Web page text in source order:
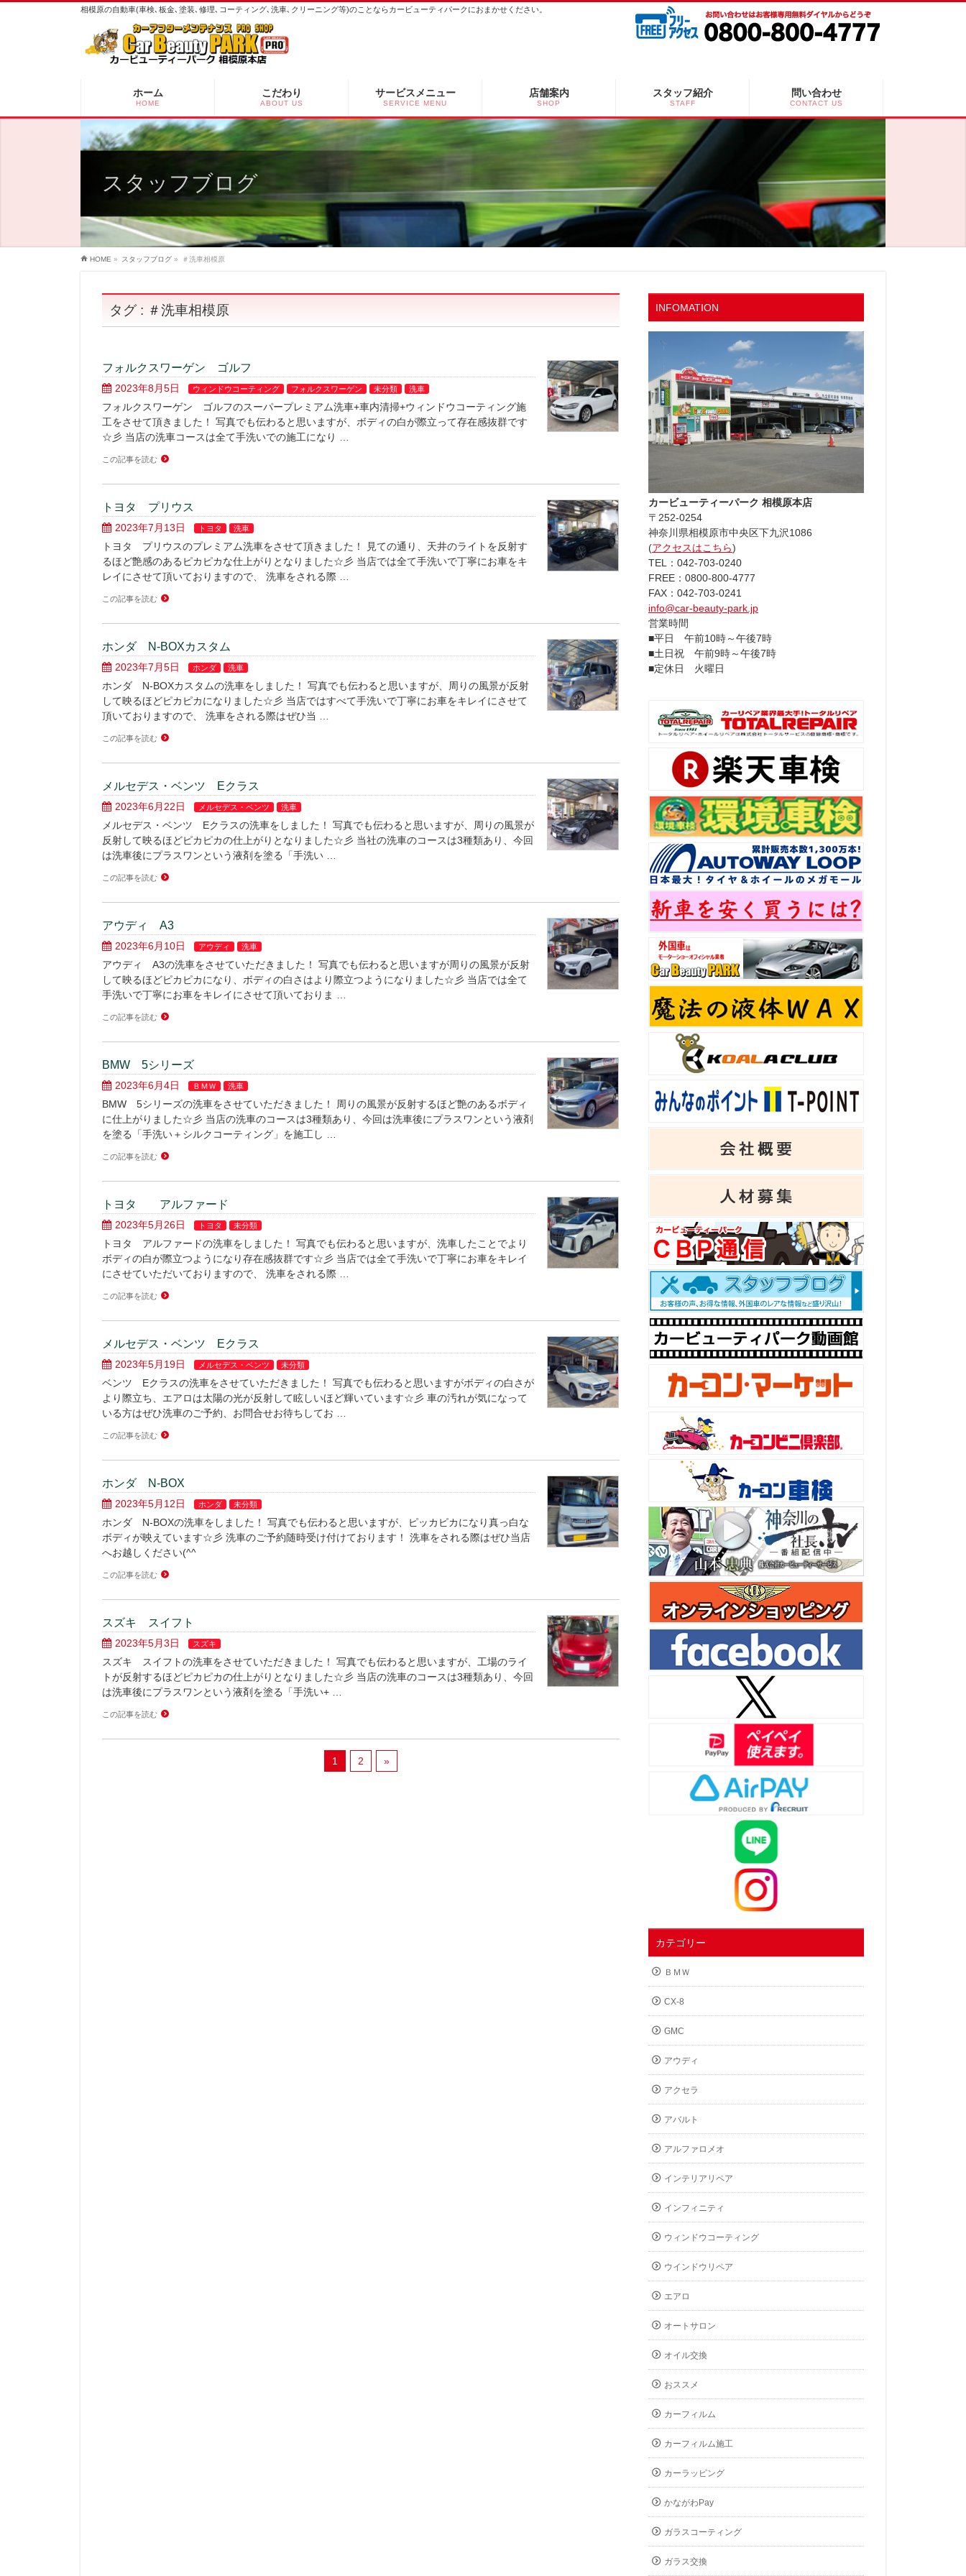
相模原の自動車(車検､板金､塗装､修理､コーティング､洗車､クリーニング等)のことならカービューティパークにおまかせください。
ホーム
HOME
こだわり
ABOUT US
サービスメニュー
SERVICE MENU
店舗案内
SHOP
スタッフ紹介
STAFF
問い合わせ
CONTACT US
スタッフブログ
HOME » スタッフブログ » ＃洗車相模原
タグ : ＃洗車相模原
フォルクスワーゲン ゴルフ
2023年8月5日 ウィンドウコーティング フォルクスワーゲン 未分類 洗車
フォルクスワーゲン ゴルフのスーパープレミアム洗車+車内清掃+ウィンドウコーティング施
工をさせて頂きました！ 写真でも伝わると思いますが、ボディの白が際立って存在感抜群です
☆彡 当店の洗車コースは全て手洗いでの施工になり …
この記事を読む
トヨタ プリウス
2023年7月13日 トヨタ 洗車
トヨタ プリウスのプレミアム洗車をさせて頂きました！ 見ての通り、天井のライトを反射す
るほど艶感のあるピカピカな仕上がりとなりました☆彡 当店では全て手洗いで丁寧にお車をキ
レイにさせて頂いておりますので、 洗車をされる際 …
この記事を読む
ホンダ N-BOXカスタム
2023年7月5日 ホンダ 洗車
ホンダ N-BOXカスタムの洗車をしました！ 写真でも伝わると思いますが、周りの風景が反射
して映るほどピカピカになりました☆彡 当店ではすべて手洗いで丁寧にお車をキレイにさせて
頂いておりますので、 洗車をされる際はぜひ当 …
この記事を読む
メルセデス・ベンツ Eクラス
2023年6月22日 メルセデス・ベンツ 洗車
メルセデス・ベンツ Eクラスの洗車をしました！ 写真でも伝わると思いますが、周りの風景が
反射して映るほどピカピカの仕上がりとなりました☆彡 当社の洗車のコースは3種類あり、今回
は洗車後にプラスワンという液剤を塗る「手洗い …
この記事を読む
アウディ A3
2023年6月10日 アウディ 洗車
アウディ A3の洗車をさせていただきました！ 写真でも伝わると思いますが周りの風景が反射
して映るほどピカピカになり、ボディの白さはより際立つようになりました☆彡 当店では全て
手洗いで丁寧にお車をキレイにさせて頂いておりま …
この記事を読む
BMW 5シリーズ
2023年6月4日 ＢＭＷ 洗車
BMW 5シリーズの洗車をさせていただきました！ 周りの風景が反射するほど艶のあるボディ
に仕上がりました☆彡 当店の洗車のコースは3種類あり、今回は洗車後にプラスワンという液剤
を塗る「手洗い＋シルクコーティング」を施工し …
この記事を読む
トヨタ アルファード
2023年5月26日 トヨタ 未分類
トヨタ アルファードの洗車をしました！ 写真でも伝わると思いますが、洗車したことでより
ボディの白が際立つようになり存在感抜群です☆彡 当店では全て手洗いで丁寧にお車をキレイ
にさせていただいておりますので、 洗車をされる際 …
この記事を読む
メルセデス・ベンツ Eクラス
2023年5月19日 メルセデス・ベンツ 未分類
ベンツ Eクラスの洗車をさせていただきました！ 写真でも伝わると思いますがボディの白さが
より際立ち、エアロは太陽の光が反射して眩しいほど輝いています☆彡 車の汚れが気になって
いる方はぜひ洗車のご予約、お問合せお待ちしてお …
この記事を読む
ホンダ N-BOX
2023年5月12日 ホンダ 未分類
ホンダ N-BOXの洗車をしました！ 写真でも伝わると思いますが、ピッカピカになり真っ白な
ボディが映えています☆彡 洗車のご予約随時受け付けております！ 洗車をされる際はぜひ当店
へお越しください(^^ゞ
この記事を読む
スズキ スイフト
2023年5月3日 スズキ
スズキ スイフトの洗車をさせていただきました！ 写真でも伝わると思いますが、工場のライ
トが反射するほどピカピカの仕上がりとなりました☆彡 当店の洗車のコースは3種類あり、今回
は洗車後にプラスワンという液剤を塗る「手洗い+ …
この記事を読む
1 2 »
INFOMATION
カービューティーパーク 相模原本店
〒252-0254
神奈川県相模原市中央区下九沢1086
(アクセスはこちら)
TEL：042-703-0240
FREE：0800-800-4777
FAX：042-703-0241
info@car-beauty-park.jp
営業時間
■平日 午前10時～午後7時
■土日祝 午前9時～午後7時
■定休日 火曜日
カテゴリー
ＢＭＷ
CX-8
GMC
アウディ
アクセラ
アバルト
アルファロメオ
インテリアリペア
インフィニティ
ウィンドウコーティング
ウインドウリペア
エアロ
オートサロン
オイル交換
おススメ
カーフィルム
カーフィルム施工
カーラッピング
かながわPay
ガラスコーティング
ガラス交換